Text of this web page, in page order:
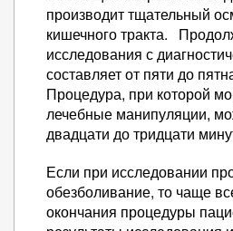
производит тщательный
кишечного тракта.
исследования с
составляет от пяти до
Процедура, при которой
лечебные манипуляции,
двадцати до тридцати
Если при исследовании
обезболивание, то чаще
окончания процедуры